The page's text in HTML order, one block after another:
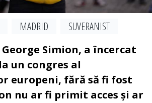
MADRID
SUVERANIST
Simion, a încercat
un congres al
europeni, fără să fi fost
nu ar fi primit acces și ar